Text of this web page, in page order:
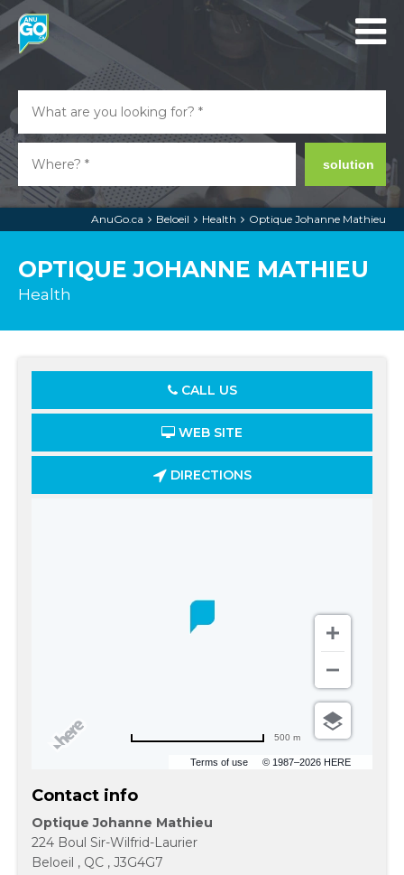
solution
AnuGo.ca Beloeil Health Optique Johanne Mathieu
OPTIQUE JOHANNE MATHIEU
Health
CALL US
WEB SITE
DIRECTIONS
Terms of use © 1987–2026 HERE
500 m
Contact info
Optique Johanne Mathieu
224 Boul Sir-Wilfrid-Laurier
Beloeil , QC , J3G4G7